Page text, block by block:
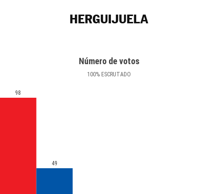
HERGUIJUELA
Número de votos
100% ESCRUTADO
98
49